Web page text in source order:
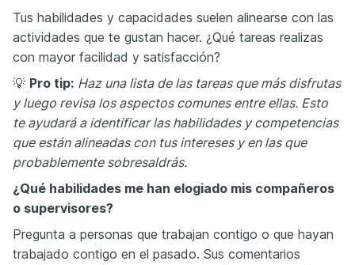
Tus habilidades y capacidades suelen alinearse con las
actividades que te gustan hacer. ¿Qué tareas realizas
con mayor facilidad y satisfacción?
💡 Pro tip: Haz una lista de las tareas que más disfrutas
y luego revisa los aspectos comunes entre ellas. Esto
te ayudará a identificar las habilidades y competencias
que están alineadas con tus intereses y en las que
probablemente sobresaldrás.
¿Qué habilidades me han elogiado mis compañeros
o supervisores?
Pregunta a personas que trabajan contigo o que hayan
trabajado contigo en el pasado. Sus comentarios